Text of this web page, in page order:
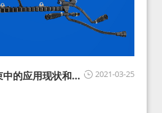
2021-03-25
的应用现状和展